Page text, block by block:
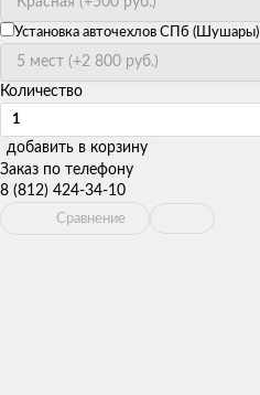
Установка авточехлов СПб (Шушары)
Количество
добавить в корзину
Заказ по телефону
8 (812) 424-34-10
Сравнение